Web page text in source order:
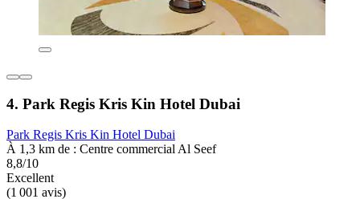
4. Park Regis Kris Kin Hotel Dubai
Park Regis Kris Kin Hotel Dubai
À 1,3 km de : Centre commercial Al Seef
8,8/10
Excellent
(1 001 avis)